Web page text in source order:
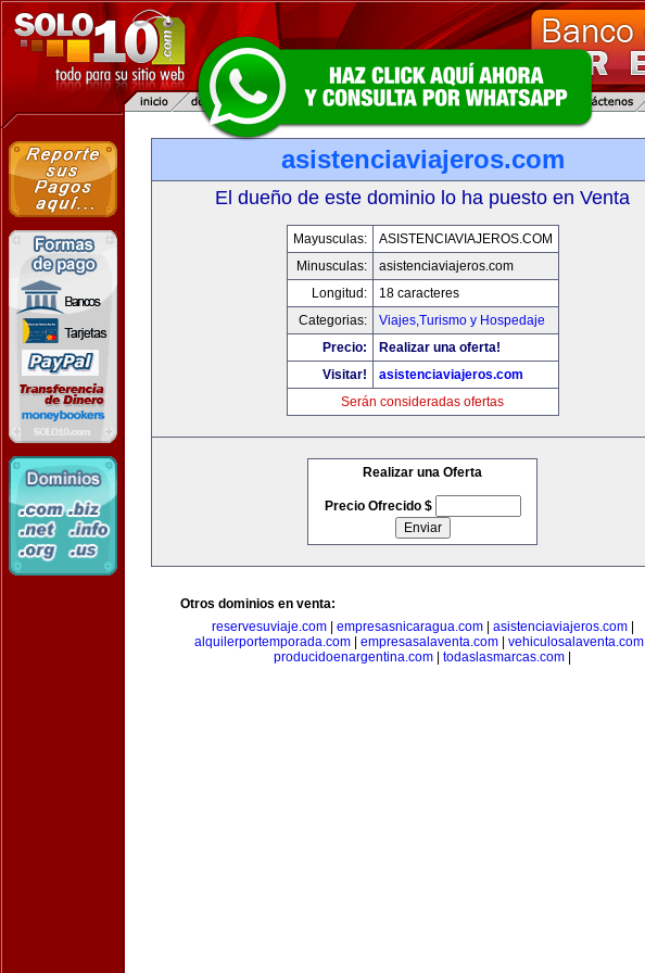
asistenciaviajeros.com
El dueño de este dominio lo ha puesto en Venta
Mayusculas:
ASISTENCIAVIAJEROS.COM
Minusculas:
asistenciaviajeros.com
Longitud:
18 caracteres
Categorias:
Viajes,Turismo y Hospedaje
Precio:
Realizar una oferta!
Visitar!
asistenciaviajeros.com
Serán consideradas ofertas
Realizar una Oferta
Precio Ofrecido $
Otros dominios en venta:
reservesuviaje.com| empresasnicaragua.com| asistenciaviajeros.com|
alquilerportemporada.com
empresasalaventa.com vehiculosalaventa.com
producidoenargentina.com
todaslasmarcas.com